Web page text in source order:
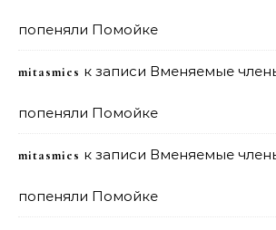
попеняли Помойке
mitasmies к записи Вменяемые
попеняли Помойке
mitasmies к записи Вменяемые
попеняли Помойке